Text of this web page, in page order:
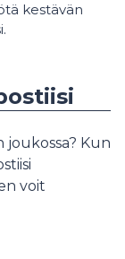
kestävän
joukossa? Kun
voit